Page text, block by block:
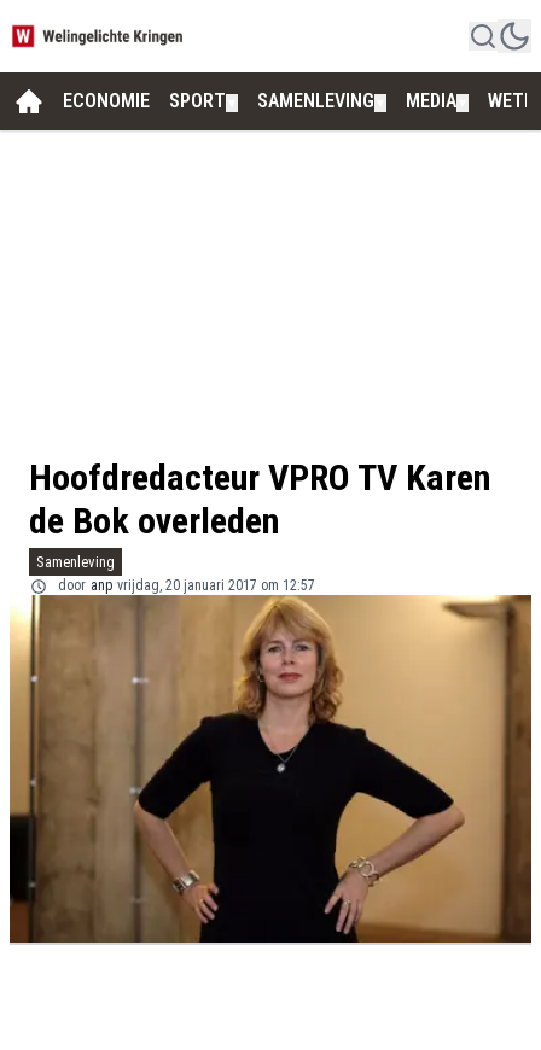
ECONOMIE SPORT SAMENLEVING MEDIA
Hoofdredacteur VPRO TV Karen
de Bok overleden
Samenleving
door anp vrijdag, 20 januari 2017 om 12:57